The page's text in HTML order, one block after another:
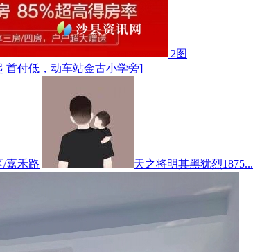
2图
首付低，动车站金古小学旁]
/嘉禾路 天之将明其黑犹烈1875...